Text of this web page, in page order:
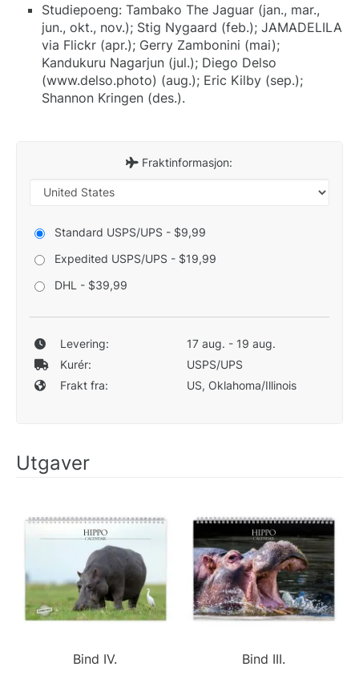
Studiepoeng: Tambako The Jaguar (jan., mar.,
jun., okt., nov.); Stig Nygaard (feb.); JAMADELILA
via Flickr (apr.); Gerry Zambonini (mai);
Kandukuru Nagarjun (jul.); Diego Delso
(www.delso.photo) (aug.); Eric Kilby (sep.);
Shannon Kringen (des.).
Fraktinformasjon:
Standard USPS/UPS - $9,99
Expedited USPS/UPS - $19,99
DHL - $39,99
Levering:
17 aug. - 19 aug.
Kurér:
USPS/UPS
Frakt fra:
US, Oklahoma/Illinois
Utgaver
Bind IV. Bind III.